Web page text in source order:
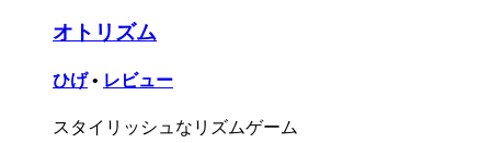
オトリズム
ひげ • レビュー
スタイリッシュなリズムゲーム